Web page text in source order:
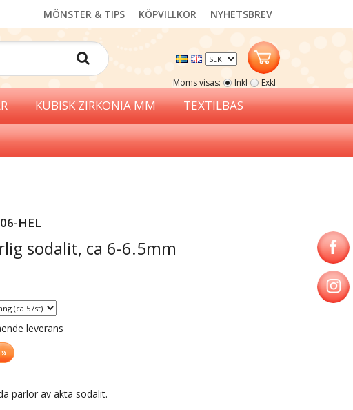
NYHETSBREV
KÖPVILLKOR
MÖNSTER & TIPS
Moms visas: Inkl Exkl
KUBISK ZIRKONIA MM TEXTILBAS
HEL
sodalit, ca 6-6.5mm
leverans
pärlor av äkta sodalit.